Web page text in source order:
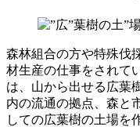
森林組合の方や特殊伐
材生産の仕事をされて
は、山から出せる広葉
内の流通の拠点、森と
しての広葉樹の土場を